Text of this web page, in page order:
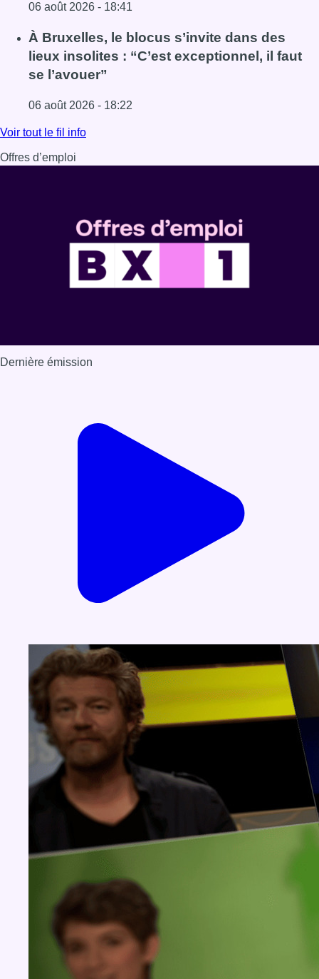
06 août 2026 - 18:41
Lire l'article Une explosion provoque un incendie dans
À Bruxelles, le blocus s’invite dans des
lieux insolites : “C’est exceptionnel, il faut
se l’avouer”
06 août 2026 - 18:22
Lire l'article À Bruxelles, le blocus s’invite dans des lieux
Voir tout le fil info
Offres d’emploi
Dernière émission